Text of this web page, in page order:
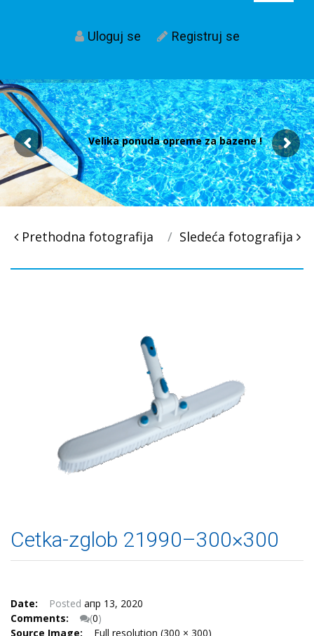
Uloguj se Registruj se
Velika ponuda opreme za bazene !
Post
Prethodna fotografija Sledeća fotografija
Cetka-zglob 21990–300×300
Date: Posted апр 13, 2020
Comments:
(0)
Source Image:
Full resolution (300 × 300)